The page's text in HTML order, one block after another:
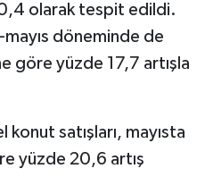
olarak tespit edildi.
mayıs döneminde de
göre yüzde 17,7 artışla
satışları, mayısta
yüzde 20,6 artış